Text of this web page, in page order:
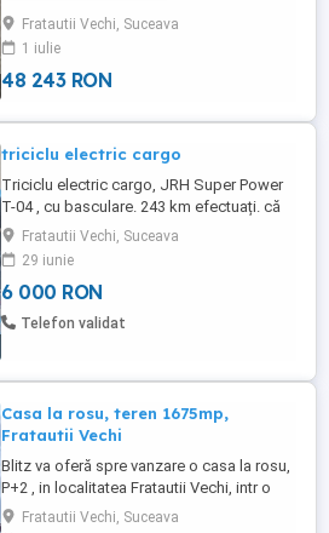
puțin negociabil...mai multe detalii la nr de
tel.
Fratautii Vechi, Suceava
1 iulie
48 243 RON
triciclu electric cargo
Triciclu electric cargo, JRH Super Power
T-04 , cu basculare. 243 km efectuați. că
nouă, banchete încă în folie.
Fratautii Vechi, Suceava
29 iunie
6 000 RON
Telefon validat
Casa la rosu, teren 1675mp,
Fratautii Vechi
Blitz va oferă spre vanzare o casa la rosu,
P+2 , in localitatea Fratautii Vechi, intr o
zona linistita si plina de verdeata! Imobilul
Fratautii Vechi, Suceava